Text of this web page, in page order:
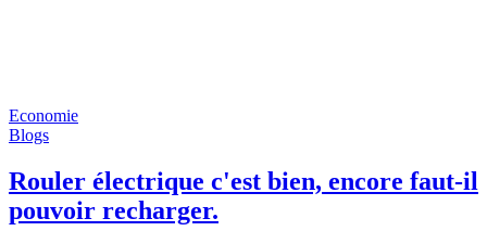
Economie
Blogs
Rouler électrique c'est bien, encore faut-il
pouvoir recharger.